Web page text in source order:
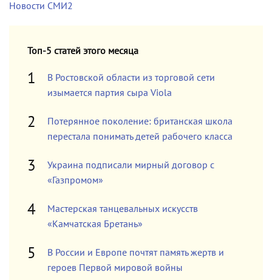
Новости СМИ2
Топ-5 статей этого месяца
В Ростовской области из торговой сети
изымается партия сыра Viola
Потерянное поколение: британская школа
перестала понимать детей рабочего класса
Украина подписали мирный договор с
«Газпромом»
Мастерская танцевальных искусств
«Камчатская Бретань»
В России и Европе почтят память жертв и
героев Первой мировой войны